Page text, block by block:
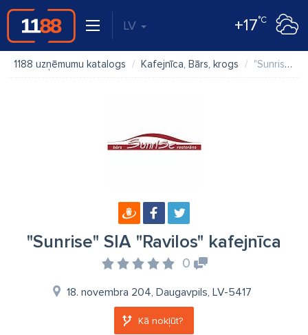
LV +17°C
1188 uzņēmumu katalogs Kafejnīca, Bārs, krogs "Sunrise" SIA "Ravilos" kafejnīca
"Sunrise" SIA "Ravilos" kafejnīca
0
18. novembra 204, Daugavpils, LV-5417
Kā nokļūt?